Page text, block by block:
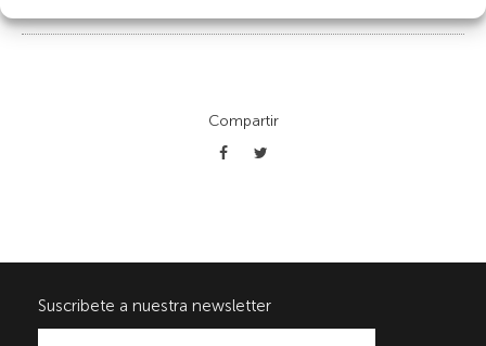
Compartir
Suscribete a nuestra newsletter